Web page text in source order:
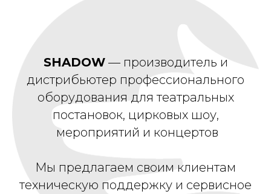
SHADOW— производитель и
дистрибьютер профессионального
оборудования для театральных
постановок, цирковых шоу,
мероприятий и концертов
Мы предлагаем своим клиентам
техническую поддержку и сервисное